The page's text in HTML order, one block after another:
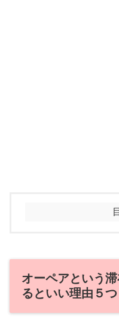
オーペアという
るといい理由５つ